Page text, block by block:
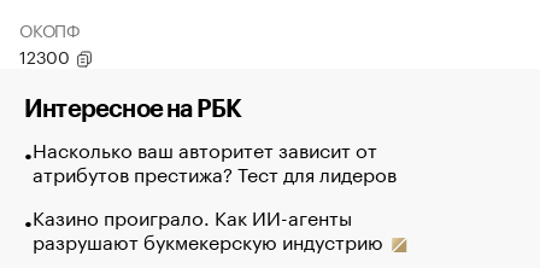
ОКОПФ
12300
Интересное на РБК
Насколько ваш авторитет зависит от
атрибутов престижа? Тест для лидеров
Казино проиграло. Как ИИ-агенты
разрушают букмекерскую индустрию